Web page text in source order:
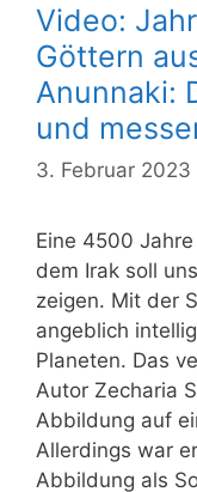
Video:
Göttern
Anunnaki:
und
3. Februar 2023
Eine 4500
dem Irak soll
zeigen. Mit der
angeblich
Planeten. Das
Autor Zecharia
Abbildung auf
Allerdings war
Abbildung als